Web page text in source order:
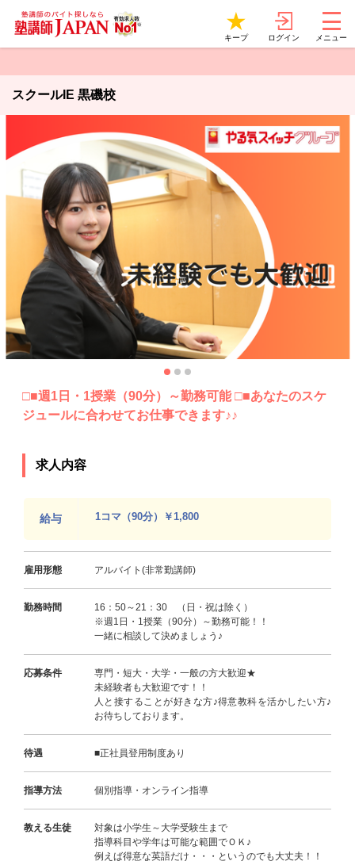
キープ ログイン メニュー
スクールIE 黒磯校
□■週1日・1授業（90分）～勤務可能 □■あなたのスケ
ジュールに合わせてお仕事できます♪♪
求人内容
給与 1コマ（90分）￥1,800
雇用形態 アルバイト(非常勤講師)
勤務時間
16：50～21：30 （日・祝は除く）
※週1日・1授業（90分）～勤務可能！！
一緒に相談して決めましょう♪
応募条件
専門・短大・大学・一般の方大歓迎★
未経験者も大歓迎です！！
人と接することが好きな方♪得意教科を活かしたい方♪
お待ちしております。
待遇 ■正社員登用制度あり
指導方法 個別指導・オンライン指導
教える生徒
対象は小学生～大学受験生まで
指導科目や学年は可能な範囲でＯＫ♪
例えば得意な英語だけ・・・というのでも大丈夫！！